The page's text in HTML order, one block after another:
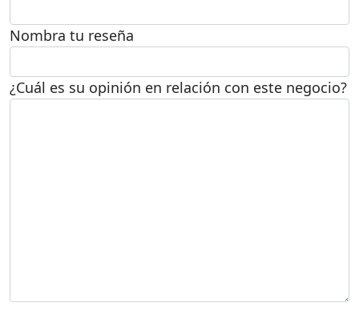
Nombra tu reseña
¿Cuál es su opinión en relación con este negocio?